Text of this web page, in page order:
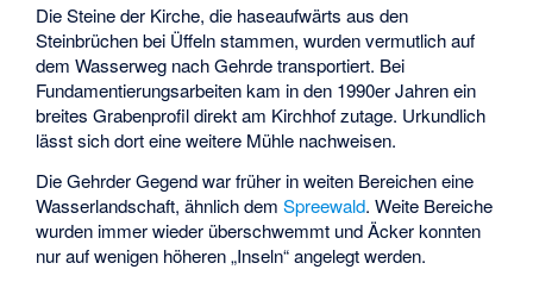
Die Steine der Kirche, die haseaufwärts aus den
Steinbrüchen bei Üffeln stammen, wurden vermutlich auf
dem Wasserweg nach Gehrde transportiert. Bei
Fundamentierungsarbeiten kam in den 1990er Jahren ein
breites Grabenprofil direkt am Kirchhof zutage. Urkundlich
lässt sich dort eine weitere Mühle nachweisen.
Die Gehrder Gegend war früher in weiten Bereichen eine
Wasserlandschaft, ähnlich demSpreewald. Weite Bereiche
wurden immer wieder überschwemmt und Äcker konnten
nur auf wenigen höheren „Inseln“ angelegt werden.